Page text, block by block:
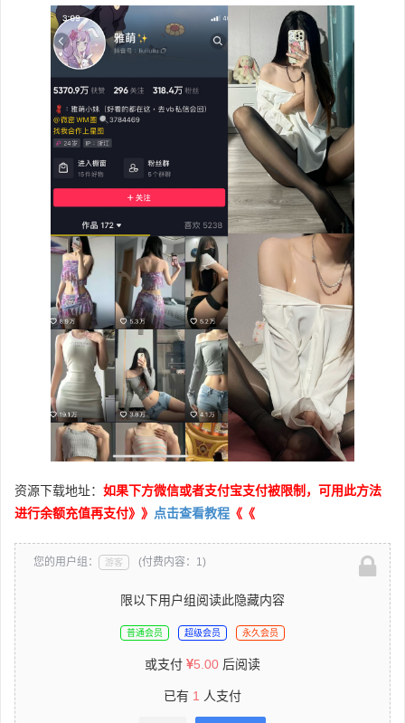
资源下载地址： 如果下方微信或者支付宝支付被限制，可用此方法
进行余额充值再支付》》 点击查看教程 《《
您的用户组： 游客 (付费内容：1)
限以下用户组阅读此隐藏内容
普通会员 超级会员 永久会员
或支付 5.00 后阅读
已有 1 人支付